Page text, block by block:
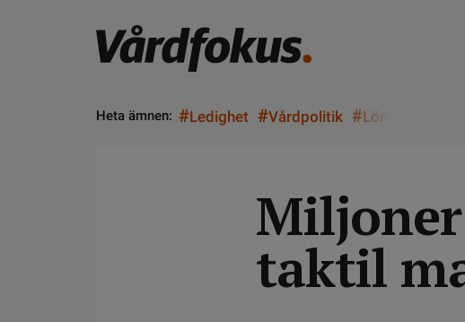
Heta ämnen: #Ledighet #Vårdpolitik #Lön
taktil